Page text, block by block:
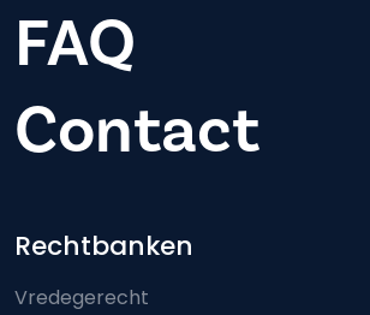
FAQ
Contact
Footer-menu
Rechtbanken
Vredegerecht